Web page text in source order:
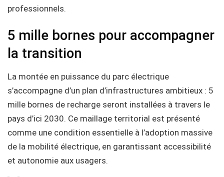
professionnels.
5 mille bornes pour accompagner
la transition
La montée en puissance du parc électrique
s’accompagne d’un plan d’infrastructures ambitieux : 5
mille bornes de recharge seront installées à travers le
pays d’ici 2030. Ce maillage territorial est présenté
comme une condition essentielle à l’adoption massive
de la mobilité électrique, en garantissant accessibilité
et autonomie aux usagers.